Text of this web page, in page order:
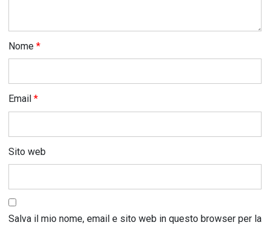
Nome *
Email *
Sito web
Salva il mio nome, email e sito web in questo browser per la